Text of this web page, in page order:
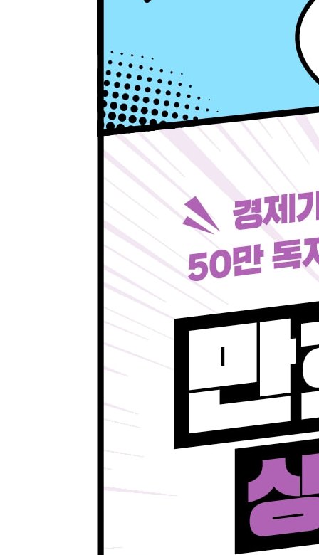
027 투기의 시작 튤립버블
029 은행의 안정성을 보여주는 BIS비율
030 물가가 올라야 좋을까, 내려야 좋을까? 인플
031 내 수당, 상여금, 퇴직금을 결정하는 통상임금
★알짜 경제용어를 잡아라
032 경제가 과열과 침체를 오가는 건 샤워실의 바
033 상위 계층의 부는 정말 아래로 흐를까? 트리클
034 피 같은 돈은 흘러야 제맛! 유동성
★알짜 경제용어를 잡아라
★알짜 경제용어를 잡아라
[알아두면 좋은 경제학자 ③] 칼 마르크스
[알아두면 좋은 경제학자 ④] 알프레드 마샬
〈셋째마당〉 재테크에 바로 써먹는 금융상식
035 걸음마다 금리가 출렁! 자이언트 스텝
036 물가안정이 먼저! 매파, 경제성장이 먼저! 비둘
037 은행이 돈을 버는 방식 예대마진
★알짜 경제용어를 잡아라
038 우리나라 주가는 내가 지킨다! 동학개미
039 여러분, 돈 좀 빌려주세요! 공모주
040 주식회사 사업 밑천 주식, 돈 빌린 빚문서 채권
041 지금 은행에 있는 내 돈이 위험하다! 뱅크런
042 엄격한 신고식을 거쳐야 증권거래소에 들어올
043 주식시장 흐름을 알려주는 코스피, 주식시장 2